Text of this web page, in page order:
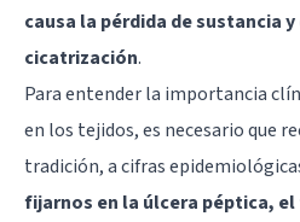
causa la pérdida de sustancia
cicatrización.
Para entender la importancia
en los tejidos, es necesario que
tradición, a cifras
fijarnos en la úlcera péptica,